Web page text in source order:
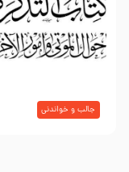
جالب و خواندنی